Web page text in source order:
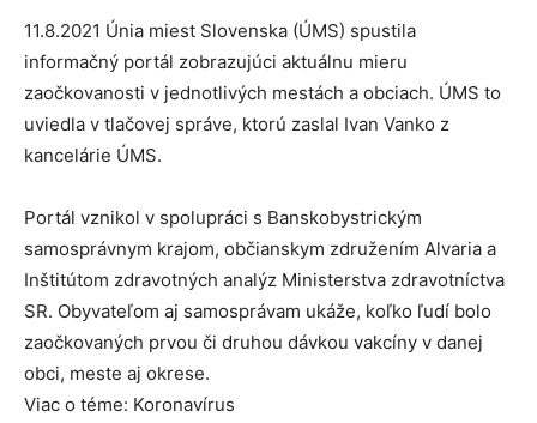
11.8.2021 Únia miest Slovenska (ÚMS) spustila
informačný portál zobrazujúci aktuálnu mieru
zaočkovanosti v jednotlivých mestách a obciach. ÚMS to
uviedla v tlačovej správe, ktorú zaslal Ivan Vanko z
kancelárie ÚMS.
Portál vznikol v spolupráci s Banskobystrickým
samosprávnym krajom, občianskym združením Alvaria a
Inštitútom zdravotných analýz Ministerstva zdravotníctva
SR. Obyvateľom aj samosprávam ukáže, koľko ľudí bolo
zaočkovaných prvou či druhou dávkou vakcíny v danej
obci, meste aj okrese.
Viac o téme: Koronavírus